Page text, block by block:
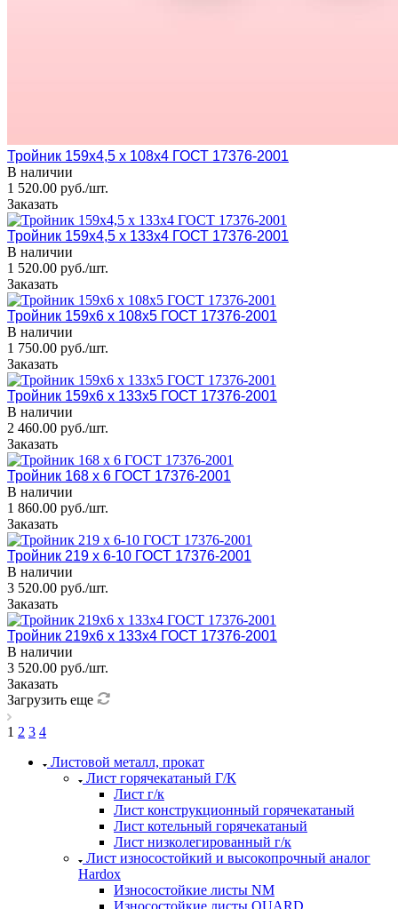
Тройник 159x4,5 х 108x4 ГОСТ 17376-2001
В наличии
1 520.00 руб./шт.
Заказать
Тройник 159x4,5 х 133x4 ГОСТ 17376-2001
В наличии
1 520.00 руб./шт.
Заказать
Тройник 159x6 х 108x5 ГОСТ 17376-2001
В наличии
1 750.00 руб./шт.
Заказать
Тройник 159x6 х 133x5 ГОСТ 17376-2001
В наличии
2 460.00 руб./шт.
Заказать
Тройник 168 х 6 ГОСТ 17376-2001
В наличии
1 860.00 руб./шт.
Заказать
Тройник 219 х 6-10 ГОСТ 17376-2001
В наличии
3 520.00 руб./шт.
Заказать
Тройник 219x6 х 133x4 ГОСТ 17376-2001
В наличии
3 520.00 руб./шт.
Заказать
Загрузить еще
1 2 3 4
Листовой металл, прокат
Лист горячекатаный Г/К
Лист г/к
Лист конструкционный горячекатаный
Лист котельный горячекатаный
Лист низколегированный г/к
Лист износостойкий и высокопрочный аналог
Hardox
Износостойкие листы NM
Износостойкие листы QUARD